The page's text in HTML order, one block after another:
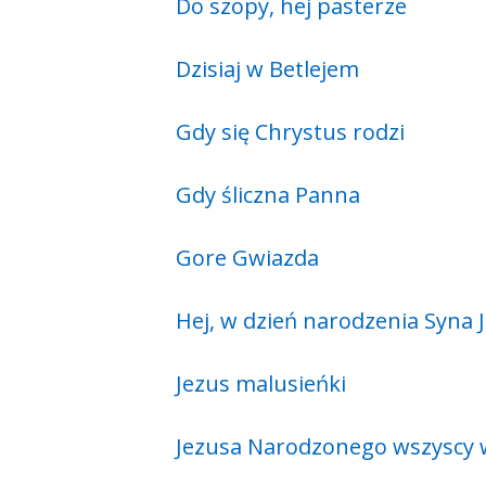
Do szopy, hej pasterze
Dzisiaj w Betlejem
Gdy się Chrystus rodzi
Gdy śliczna Panna
Gore Gwiazda
Hej, w dzień narodzenia Syna
Jezus malusieńki
Jezusa Narodzonego wszyscy